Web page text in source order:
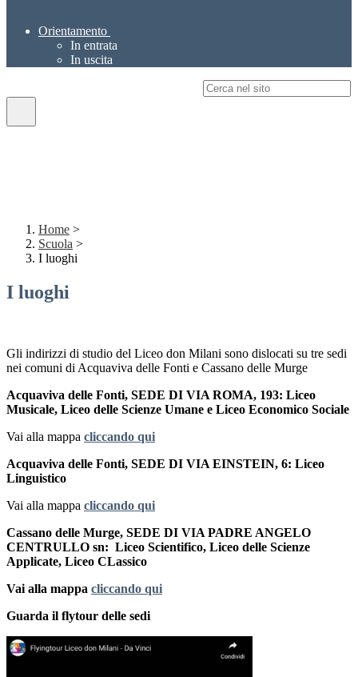
Orientamento
In entrata
In uscita
Home >
Scuola >
I luoghi
I luoghi
Gli indirizzi di studio del Liceo don Milani sono dislocati su tre sedi
nei comuni di Acquaviva delle Fonti e Cassano delle Murge
Acquaviva delle Fonti, SEDE DI VIA ROMA, 193: Liceo
Musicale, Liceo delle Scienze Umane e Liceo Economico Sociale
Vai alla mappa cliccando qui
Acquaviva delle Fonti, SEDE DI VIA EINSTEIN, 6: Liceo
Linguistico
Vai alla mappa cliccando qui
Cassano delle Murge, SEDE DI VIA PADRE ANGELO
CENTRULLO sn: Liceo Scientifico, Liceo delle Scienze
Applicate, Liceo CLassico
Vai alla mappa cliccando qui
Guarda il flytour delle sedi